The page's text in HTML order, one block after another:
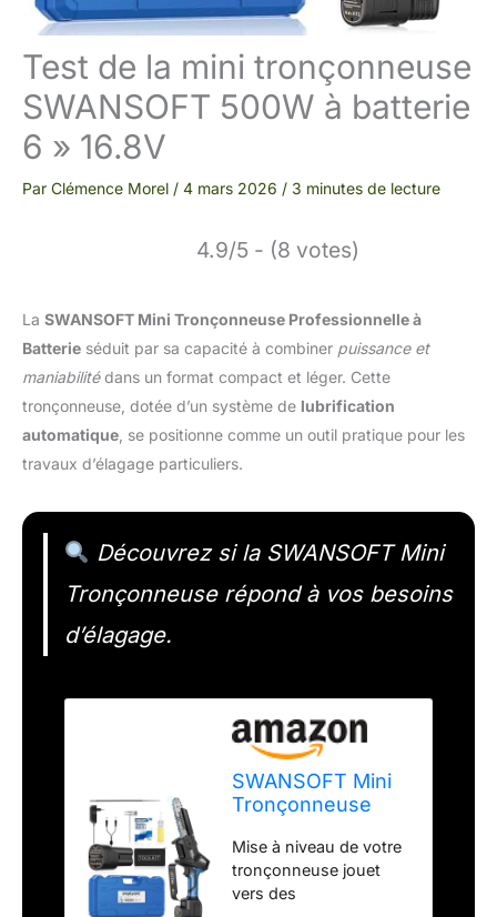
Test de la mini tronçonneuse
SWANSOFT 500W à batterie
6 » 16.8V
Par Clémence Morel / 4 mars 2026 / 3 minutes de lecture
4.9/5 - (8 votes)
La SWANSOFT Mini Tronçonneuse Professionnelle à
Batterie séduit par sa capacité à combiner puissance et
maniabilitédans un format compact et léger. Cette
tronçonneuse, dotée d’un système de lubrification
automatique , se positionne comme un outil pratique pour les
travaux d’élagage particuliers.
Découvrez si la SWANSOFT Mini
Tronçonneuse répond à vos besoins
d’élagage.
SWANSOFT Mini
Tronçonneuse
Batterie, 6'' 16.8V
2,5Ahx2 500W
Avec Verrouillage
Mise à niveau de votre
tronçonneuse jouet
vers des